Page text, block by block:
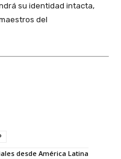
su identidad intacta,
del
desde América Latina